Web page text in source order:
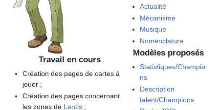
Travail en cours
Création des pages de cartes à
jouer ;
Création des pages concernant
les zones de Lentis ;
Actualité
Mécanisme
Musique
Nomenclature
Modèles proposés
Statistiques/Champio
ns
Description
talent/Champions